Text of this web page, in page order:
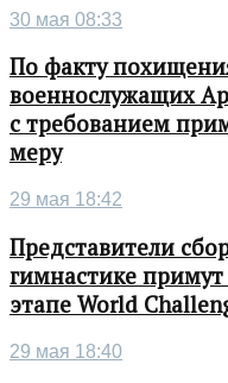
30 мая 08:33
По факту
военнослужащих
с требованием
меру
29 мая 18:42
Представители
гимнастике
этапе World
29 мая 18:40